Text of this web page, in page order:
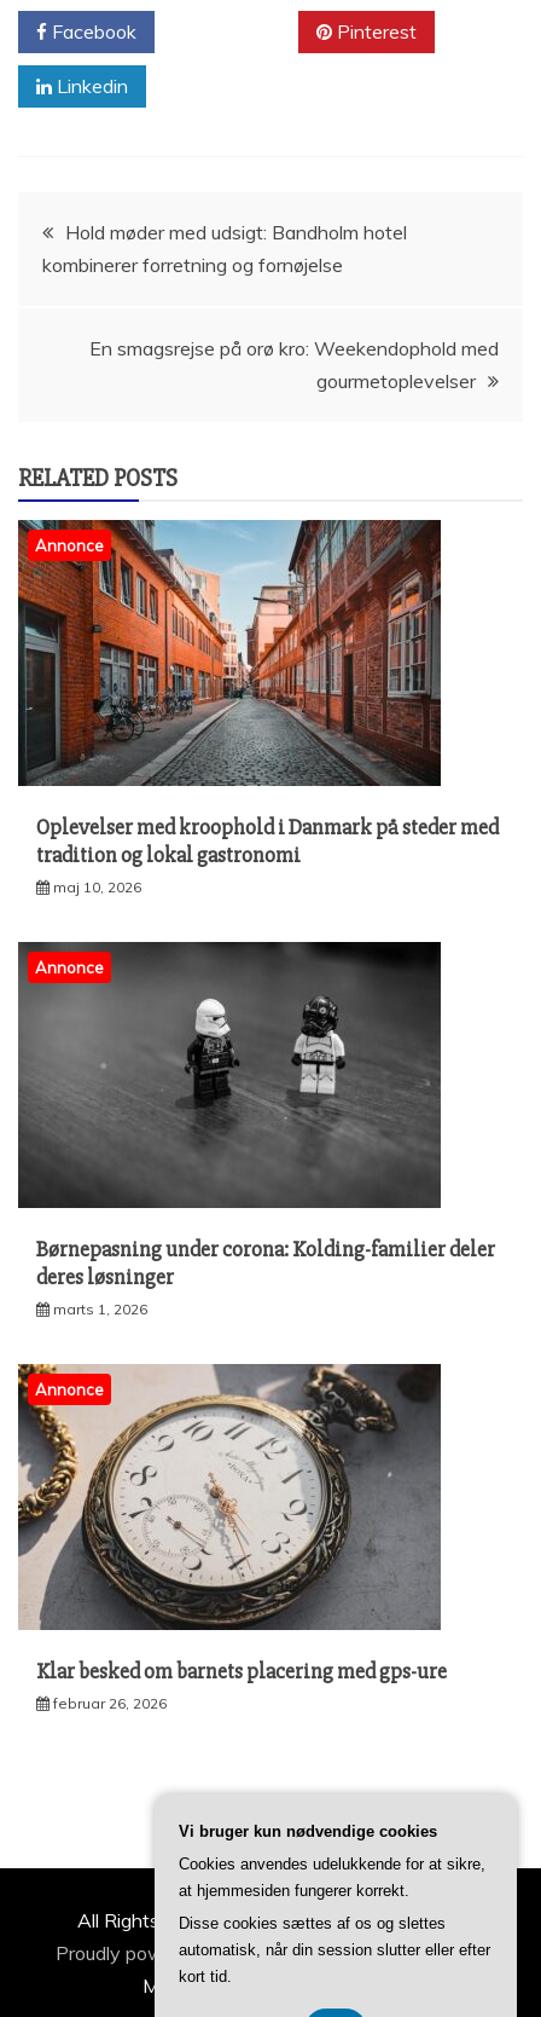
Facebook Pinterest
Linkedin
Indlægsnavigation
Hold møder med udsigt: Bandholm hotel
kombinerer forretning og fornøjelse
En smagsrejse på orø kro: Weekendophold med
gourmetoplevelser
RELATED POSTS
Annonce
Oplevelser med kroophold i Danmark på steder med
tradition og lokal gastronomi
maj 10, 2026
Annonce
Børnepasning under corona: Kolding-familier deler
deres løsninger
marts 1, 2026
Annonce
Klar besked om barnets placering med gps-ure
februar 26, 2026
All Rights Reserved 2022 | ideertilfamilien.dk
Proudly powered by WordPress|Theme: Refined
Magazine by
Vi bruger kun nødvendige cookies
Cookies anvendes udelukkende for at sikre,
at hjemmesiden fungerer korrekt.
Disse cookies sættes af os og slettes
automatisk, når din session slutter eller efter
kort tid.